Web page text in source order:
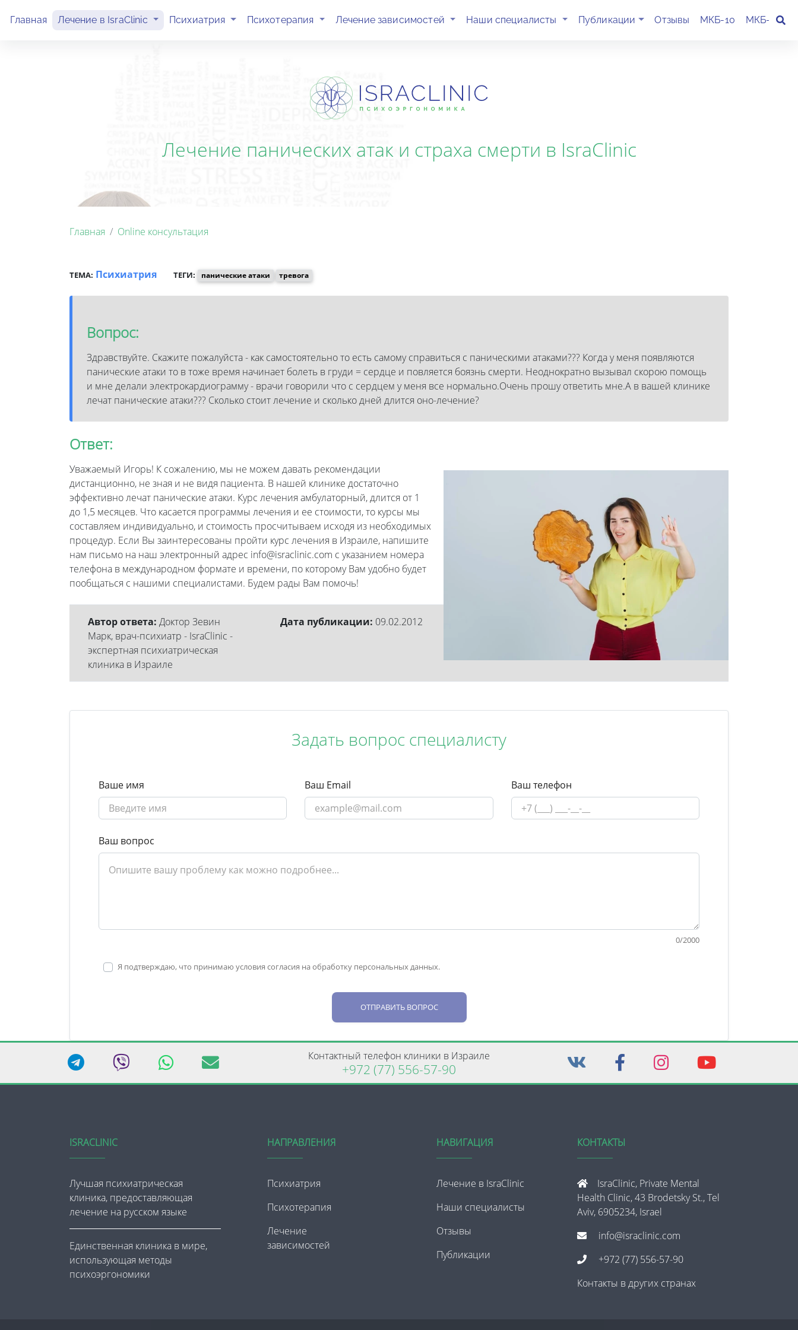
Главная Лечение в IsraClinic (current)Психиатрия (current)Психотерапия (current)Лечение зависимостей (current)Наши специалисты (current)Публикации Отзывы МКБ-10 МКБ-11
Лечение панических атак и страха смерти в IsraClinic
Главная Online консультация
ТЕМА: Психиатрия ТЕГИ: панические атаки тревога
Вопрос:
Здравствуйте. Скажите пожалуйста - как самостоятельно то есть самому справиться с паническими атаками??? Когда у меня появляются
панические атаки то в тоже время начинает болеть в груди = сердце и повляется боязнь смерти. Неоднократно вызывал скорою помощь
и мне делали электрокардиограмму - врачи говорили что с сердцем у меня все нормально.Очень прошу ответить мне.А в вашей клинике
лечат панические атаки??? Сколько стоит лечение и сколько дней длится оно-лечение?
Ответ:
Уважаемый Игорь! К сожалению, мы не можем давать рекомендации
дистанционно, не зная и не видя пациента. В нашей клинике достаточно
эффективно лечат панические атаки. Курс лечения амбулаторный, длится от 1
до 1,5 месяцев. Что касается программы лечения и ее стоимости, то курсы мы
составляем индивидуально, и стоимость просчитываем исходя из необходимых
процедур. Если Вы заинтересованы пройти курс лечения в Израиле, напишите
нам письмо на наш электронный адрес info@israclinic.com с указанием номера
телефона в международном формате и времени, по которому Вам удобно будет
пообщаться с нашими специалистами. Будем рады Вам помочь!
Автор ответа: Доктор Зевин
Марк, врач-психиатр - IsraClinic -
экспертная психиатрическая
клиника в Израиле
Дата публикации: 09.02.2012
Задать вопрос специалисту
Ваше имя Ваш Email Ваш телефон
Ваш вопрос
0/2000
Я подтверждаю, что принимаю условия согласия на обработку персональных данных.
ОТПРАВИТЬ ВОПРОС
Контактный телефон клиники в Израиле
+972 (77) 556-57-90
ISRACLINIC
Лучшая психиатрическая
клиника, предоставляющая
лечение на русском языке
Единственная клиника в мире,
использующая методы
психоэргономики
НАПРАВЛЕНИЯ
Психиатрия
Психотерапия
Лечение
зависимостей
НАВИГАЦИЯ
Лечение в IsraClinic
Наши специалисты
Отзывы
Публикации
КОНТАКТЫ
IsraClinic, Private Mental
Health Clinic, 43 Brodetsky St., Tel
Aviv, 6905234, Israel
info@israclinic.com
+972 (77) 556-57-90
Контакты в других странах